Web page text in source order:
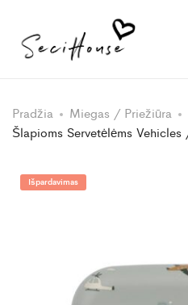
Pradžia Miegas / Priežiūra
Šlapioms Servetėlėms
Išpardavimas